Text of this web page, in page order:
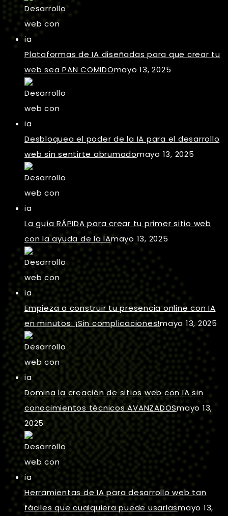
Plataformas de IA diseñadas para que crear tu
web sea PAN COMIDOmayo 13, 2025
Desbloquea el poder de la IA para el desarrollo
web sin sentirte abrumadomayo 13, 2025
La guía RÁPIDA para crear tu primer sitio web
con la ayuda de la IAmayo 13, 2025
Empieza a construir tu presencia online con IA
en minutos: ¡Sin complicaciones!mayo 13, 2025
Domina la creación de sitios web con IA sin
conocimientos técnicos AVANZADOSmayo 13,
2025
Herramientas de IA para desarrollo web tan
fáciles que cualquiera puede usarlasmayo 13,